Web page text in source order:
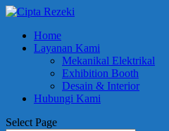
Home
Layanan Kami
Mekanikal Elektrikal
Exhibition Booth
Desain & Interior
Hubungi Kami
Select Page